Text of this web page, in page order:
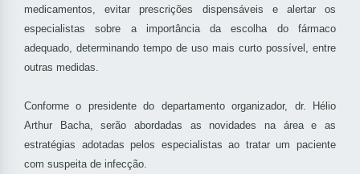
medicamentos, evitar prescrições dispensáveis e alertar os
especialistas sobre a importância da escolha do fármaco
adequado, determinando tempo de uso mais curto possível, entre
outras medidas.
Conforme o presidente do departamento organizador, dr. Hélio
Arthur Bacha, serão abordadas as novidades na área e as
estratégias adotadas pelos especialistas ao tratar um paciente
com suspeita de infecção.